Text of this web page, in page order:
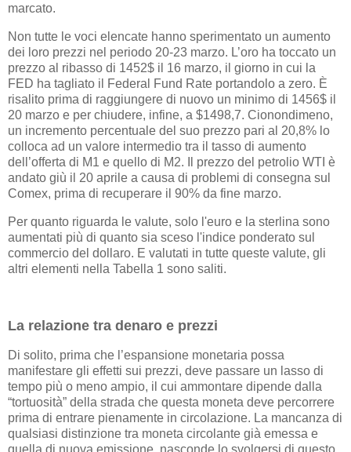
marcato.
Non tutte le voci elencate hanno sperimentato un aumento
dei loro prezzi nel periodo 20-23 marzo. L’oro ha toccato un
prezzo al ribasso di 1452$ il 16 marzo, il giorno in cui la
FED ha tagliato il Federal Fund Rate portandolo a zero. È
risalito prima di raggiungere di nuovo un minimo di 1456$ il
20 marzo e per chiudere, infine, a $1498,7. Cionondimeno,
un incremento percentuale del suo prezzo pari al 20,8% lo
colloca ad un valore intermedio tra il tasso di aumento
dell’offerta di M1 e quello di M2. Il prezzo del petrolio WTI è
andato giù il 20 aprile a causa di problemi di consegna sul
Comex, prima di recuperare il 90% da fine marzo.
Per quanto riguarda le valute, solo l'euro e la sterlina sono
aumentati più di quanto sia sceso l'indice ponderato sul
commercio del dollaro. E valutati in tutte queste valute, gli
altri elementi nella Tabella 1 sono saliti.
La relazione tra denaro e prezzi
Di solito, prima che l’espansione monetaria possa
manifestare gli effetti sui prezzi, deve passare un lasso di
tempo più o meno ampio, il cui ammontare dipende dalla
“tortuosità” della strada che questa moneta deve percorrere
prima di entrare pienamente in circolazione. La mancanza di
qualsiasi distinzione tra moneta circolante già emessa e
quella di nuova emissione, nasconde lo svolgersi di questo